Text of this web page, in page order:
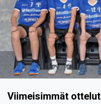
Viimeisimmät ottelut